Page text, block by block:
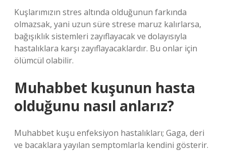
Kuşlarımızın stres altında olduğunun farkında
olmazsak, yani uzun süre strese maruz kalırlarsa,
bağışıklık sistemleri zayıflayacak ve dolayısıyla
hastalıklara karşı zayıflayacaklardır. Bu onlar için
ölümcül olabilir.
Muhabbet kuşunun hasta
olduğunu nasıl anlarız?
Muhabbet kuşu enfeksiyon hastalıkları; Gaga, deri
ve bacaklara yayılan semptomlarla kendini gösterir.